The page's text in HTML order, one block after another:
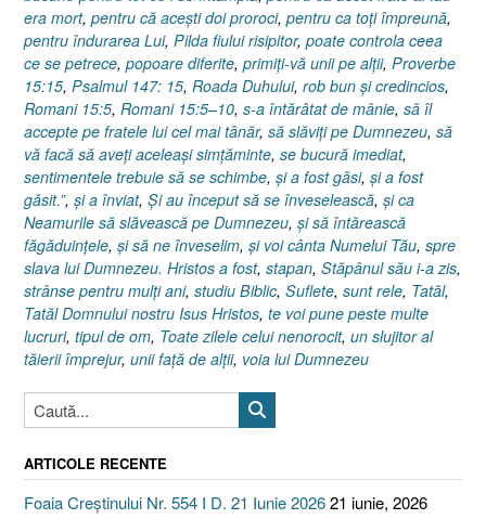
era mort, pentru că aceşti doi proroci, pentru ca toţi împreună,
pentru îndurarea Lui, Pilda fiului risipitor, poate controla ceea
ce se petrece, popoare diferite, primiţi-vă unii pe alţii, Proverbe
15:15, Psalmul 147: 15, Roada Duhului, rob bun şi credincios,
Romani 15:5, Romani 15:5–10, s-a întărâtat de mânie, să îl
accepte pe fratele lui cel mai tânăr, să slăviţi pe Dumnezeu, să
vă facă să aveţi aceleaşi simţăminte, se bucură imediat,
sentimentele trebuie să se schimbe, şi a fost găsi, şi a fost
găsit.”, şi a înviat, Şi au început să se înveselească, şi ca
Neamurile să slăvească pe Dumnezeu, şi să întărească
făgăduinţele, şi să ne înveselim, şi voi cânta Numelui Tău, spre
slava lui Dumnezeu. Hristos a fost, stapan, Stăpânul său i-a zis,
strânse pentru mulţi ani, studiu Biblic, Suflete, sunt rele, Tatăl,
Tatăl Domnului nostru Isus Hristos, te voi pune peste multe
lucruri, tipul de om, Toate zilele celui nenorocit, un slujitor al
tăierii împrejur, unii faţă de alţii, voia lui Dumnezeu
ARTICOLE RECENTE
Foaia Creștinului Nr. 554 I D. 21 Iunie 202621 iunie, 2026